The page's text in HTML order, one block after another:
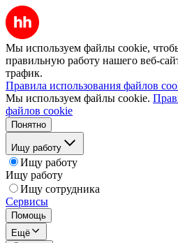
Мы используем файлы cookie,
правильную работу нашего веб-
трафик.
Правила использования файлов
Мы используем файлы cookie.
файлов cookie
Понятно
Ищу работу
Ищу работу
Ищу работу
Ищу сотрудника
Сервисы
Помощь
Ещё